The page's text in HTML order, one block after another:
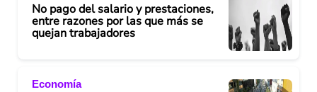
No pago del salario y prestaciones,
entre razones por las que más se
quejan trabajadores
Economía